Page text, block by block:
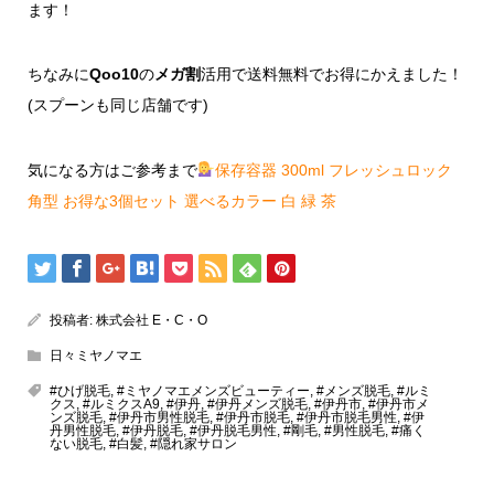
ます！
ちなみにQoo10のメガ割活用で送料無料でお得にかえました！
(スプーンも同じ店舗です)
気になる方はご参考まで
保存容器 300ml フレッシュロック
角型 お得な3個セット 選べるカラー 白 緑 茶
投稿者: 株式会社 E・C・O
日々ミヤノマエ
#ひげ脱毛, #ミヤノマエメンズビューティー, #メンズ脱毛, #ルミ
クス, #ルミクスA9, #伊丹, #伊丹メンズ脱毛, #伊丹市, #伊丹市メ
ンズ脱毛, #伊丹市男性脱毛, #伊丹市脱毛, #伊丹市脱毛男性, #伊
丹男性脱毛, #伊丹脱毛, #伊丹脱毛男性, #剛毛, #男性脱毛, #痛く
ない脱毛, #白髪, #隠れ家サロン